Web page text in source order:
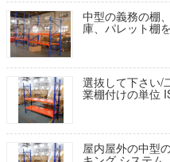
中型の義務の棚
庫、パレット棚
選抜して下さい/
業棚付けの単位
屋内屋外の中型